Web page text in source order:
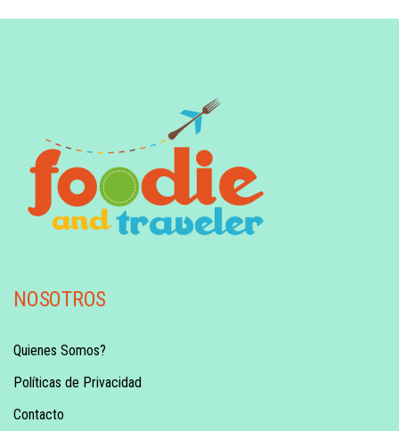
NOSOTROS
Quienes Somos?
Políticas de Privacidad
Contacto